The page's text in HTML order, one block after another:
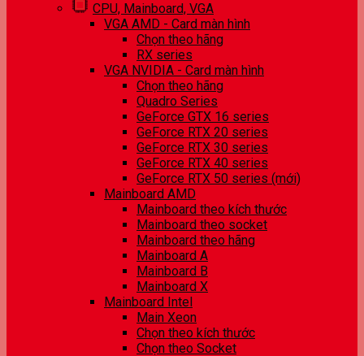
CPU, Mainboard, VGA
VGA AMD - Card màn hình
Chọn theo hãng
RX series
VGA NVIDIA - Card màn hình
Chọn theo hãng
Quadro Series
GeForce GTX 16 series
GeForce RTX 20 series
GeForce RTX 30 series
GeForce RTX 40 series
GeForce RTX 50 series (mới)
Mainboard AMD
Mainboard theo kích thước
Mainboard theo socket
Mainboard theo hãng
Mainboard A
Mainboard B
Mainboard X
Mainboard Intel
Main Xeon
Chọn theo kích thước
Chọn theo Socket